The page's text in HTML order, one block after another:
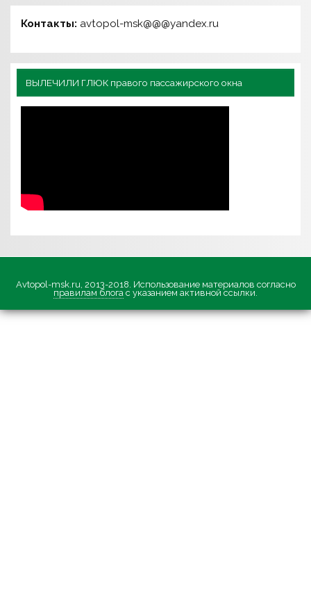
Контакты: avtopol-msk@@@yandex.ru
ВЫЛЕЧИЛИ ГЛЮК правого пассажирского окна
Avtopol-msk.ru, 2013-2018. Использование материалов согласно
правилам блога с указанием активной ссылки.